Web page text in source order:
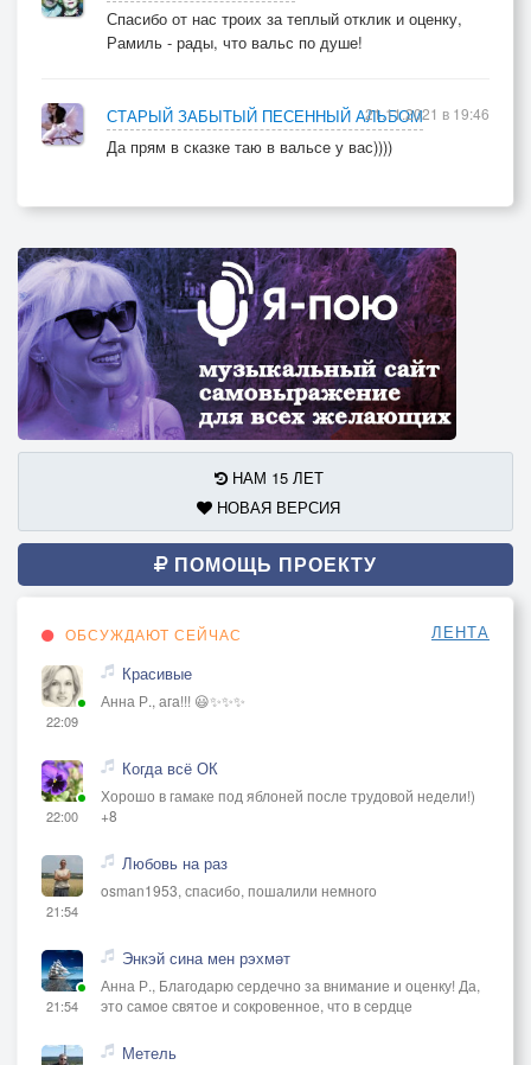
Спасибо от нас троих за теплый отклик и оценку,
Рамиль - рады, что вальс по душе!
СТАРЫЙ ЗАБЫТЫЙ ПЕСЕННЫЙ АЛЬБОМ
Да прям в сказке таю в вальсе у вас))))
21.11.2021 в 19:46
НАМ 15 ЛЕТ
НОВАЯ ВЕРСИЯ
ПОМОЩЬ ПРОЕКТУ
ОБСУЖДАЮТ СЕЙЧАС ЛЕНТА
22:09
Красивые
Анна Р., ага!!! 😃✨✨✨
22:00
Когда всё ОК
Хорошо в гамаке под яблоней после трудовой недели!)
+8
21:54
Любовь на раз
osman1953, спасибо, пошалили немного
21:54
Энкэй сина мен рэхмәт
Анна Р., Благодарю сердечно за внимание и оценку! Да,
это самое святое и сокровенное, что в сердце
Метель